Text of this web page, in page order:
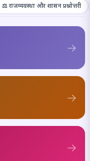
⚖️ राजव्यवस्था और शासन प्रश्नोत्तरी